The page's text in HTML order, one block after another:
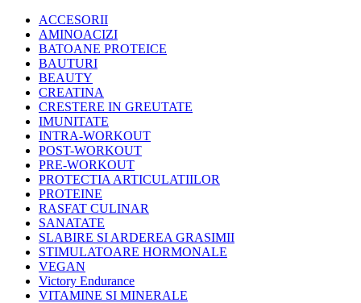
ACCESORII
AMINOACIZI
BATOANE PROTEICE
BAUTURI
BEAUTY
CREATINA
CRESTERE IN GREUTATE
IMUNITATE
INTRA-WORKOUT
POST-WORKOUT
PRE-WORKOUT
PROTECTIA ARTICULATIILOR
PROTEINE
RASFAT CULINAR
SANATATE
SLABIRE SI ARDEREA GRASIMII
STIMULATOARE HORMONALE
VEGAN
Victory Endurance
VITAMINE SI MINERALE